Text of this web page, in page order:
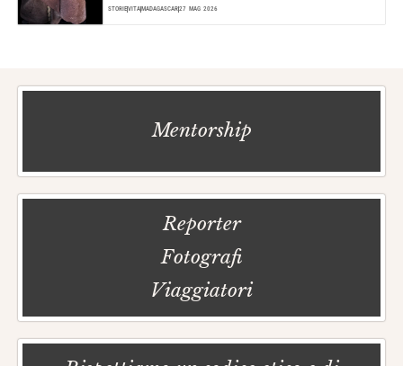
STORIEVITAMADAGASCAR27 MAG 2026
Mentorship
Reporter
Fotografi
Viaggiatori